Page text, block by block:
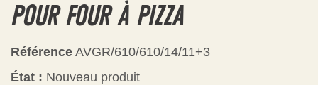
POUR FOUR À PIZZA
Référence AVGR/610/610/14/11+3
État : Nouveau produit